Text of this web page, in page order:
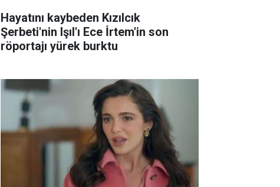
Hayatını kaybeden Kızılcık
Şerbeti'nin Işıl'ı Ece İrtem'in son
röportajı yürek burktu